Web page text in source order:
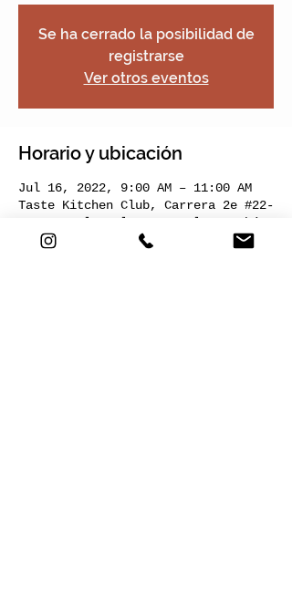
Se ha cerrado la posibilidad de
registrarse
Ver otros eventos
Horario y ubicación
Jul 16, 2022, 9:00 AM – 11:00 AM
Taste Kitchen Club, Carrera 2e #22-
120, Nogales Plaza, Local 13, Chía,
Cundinamarca, Colombia